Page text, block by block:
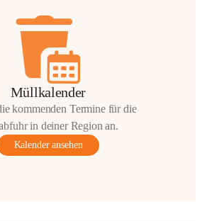
Müllkalender
kommenden Termine für die
in deiner Region an.
Kalender ansehen